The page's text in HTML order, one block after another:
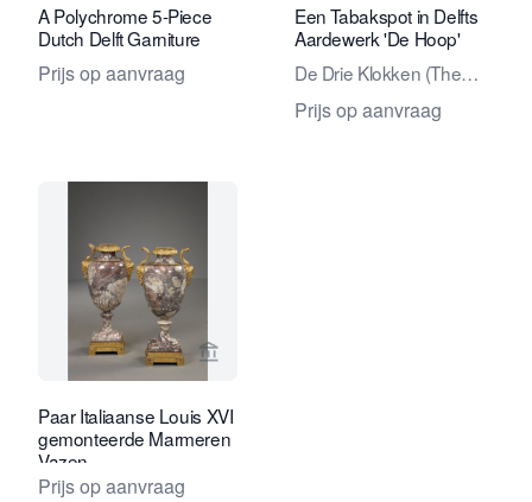
A Polychrome 5-Piece
Dutch Delft Garniture
Prijs op aanvraag
Een Tabakspot in Delfts
Aardewerk 'De Hoop'
De Drie Klokken (The
Three Bells) factory
Prijs op aanvraag
Bekijk verkoperspagina van
Paar Italiaanse Louis XVI
gemonteerde Marmeren
Vazen
Prijs op aanvraag